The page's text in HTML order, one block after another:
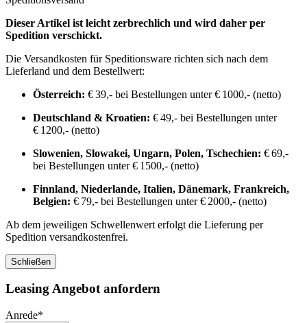
Dieser Artikel ist leicht zerbrechlich und wird daher per
Spedition verschickt.
Die Versandkosten für Speditionsware richten sich nach dem
Lieferland und dem Bestellwert:
Österreich: € 39,- bei Bestellungen unter € 1000,- (netto)
Deutschland & Kroatien: € 49,- bei Bestellungen unter
€ 1200,- (netto)
Slowenien, Slowakei, Ungarn, Polen, Tschechien: € 69,-
bei Bestellungen unter € 1500,- (netto)
Finnland, Niederlande, Italien, Dänemark, Frankreich,
Belgien: € 79,- bei Bestellungen unter € 2000,- (netto)
Ab dem jeweiligen Schwellenwert erfolgt die Lieferung per
Spedition versandkostenfrei.
Schließen
Leasing Angebot anfordern
Anrede*